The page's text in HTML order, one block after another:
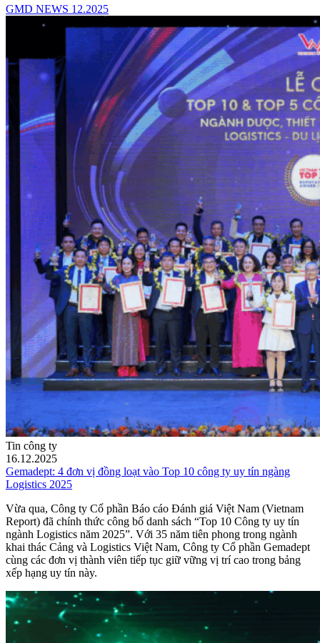
GMD NEWS 12.2025
Tin công ty
16.12.2025
Gemadept: 4 đơn vị đồng loạt vào Top 10 công ty uy tín ngàng
Logistics 2025
Vừa qua, Công ty Cổ phần Báo cáo Đánh giá Việt Nam (Vietnam
Report) đã chính thức công bố danh sách “Top 10 Công ty uy tín
ngành Logistics năm 2025”. Với 35 năm tiên phong trong ngành
khai thác Cảng và Logistics Việt Nam, Công ty Cổ phần Gemadept
cùng các đơn vị thành viên tiếp tục giữ vững vị trí cao trong bảng
xếp hạng uy tín này.